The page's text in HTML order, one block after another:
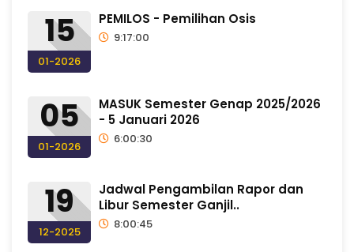
15
01-2026
PEMILOS - Pemilihan Osis
9:17:00
05
01-2026
MASUK Semester Genap 2025/2026
- 5 Januari 2026
6:00:30
19
12-2025
Jadwal Pengambilan Rapor dan
Libur Semester Ganjil..
8:00:45